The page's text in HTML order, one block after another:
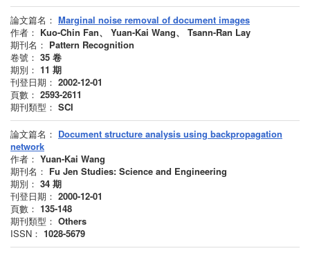
論文篇名： Marginal noise removal of document images
作者： Kuo-Chin Fan、 Yuan-Kai Wang、 Tsann-Ran Lay
期刊名： Pattern Recognition
卷號： 35 卷
期別： 11 期
刊登日期： 2002-12-01
頁數： 2593-2611
期刊類型： SCI
論文篇名： Document structure analysis using backpropagation
network
作者： Yuan-Kai Wang
期刊名： Fu Jen Studies: Science and Engineering
期別： 34 期
刊登日期： 2000-12-01
頁數： 135-148
期刊類型： Others
ISSN： 1028-5679